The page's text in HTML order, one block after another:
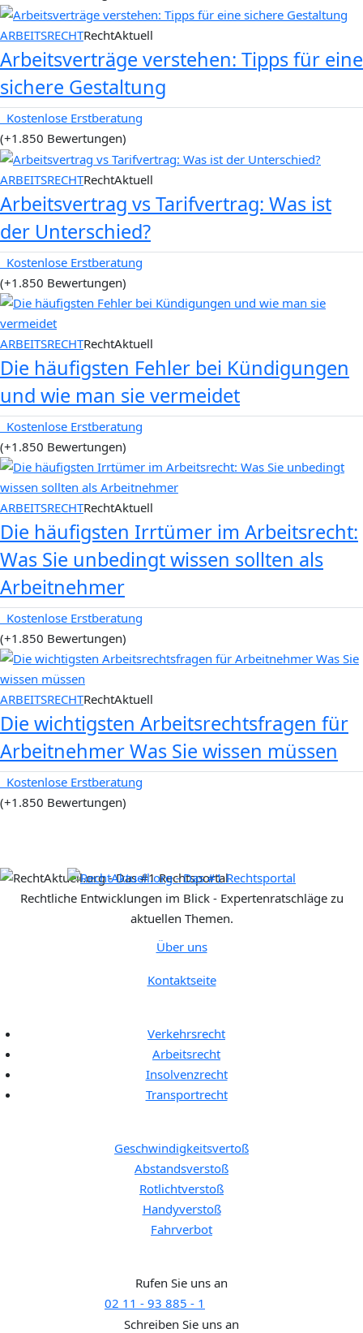
ARBEITSRECHTRechtAktuell
Arbeitsverträge verstehen: Tipps für eine
sichere Gestaltung
Kostenlose Erstberatung
(+1.850 Bewertungen)
ARBEITSRECHTRechtAktuell
Arbeitsvertrag vs Tarifvertrag: Was ist
der Unterschied?
Kostenlose Erstberatung
(+1.850 Bewertungen)
ARBEITSRECHTRechtAktuell
Die häufigsten Fehler bei Kündigungen
und wie man sie vermeidet
Kostenlose Erstberatung
(+1.850 Bewertungen)
ARBEITSRECHTRechtAktuell
Die häufigsten Irrtümer im Arbeitsrecht:
Was Sie unbedingt wissen sollten als
Arbeitnehmer
Kostenlose Erstberatung
(+1.850 Bewertungen)
ARBEITSRECHTRechtAktuell
Die wichtigsten Arbeitsrechtsfragen für
Arbeitnehmer Was Sie wissen müssen
Kostenlose Erstberatung
(+1.850 Bewertungen)
Rechtliche Entwicklungen im Blick - Expertenratschläge zu
aktuellen Themen.
Über uns
Kontaktseite
Verkehrsrecht
Arbeitsrecht
Insolvenzrecht
Transportrecht
Geschwindigkeitsvertoß
Abstandsverstoß
Rotlichtverstoß
Handyverstoß
Fahrverbot
Rufen Sie uns an
02 11 - 93 885 - 1
Schreiben Sie uns an